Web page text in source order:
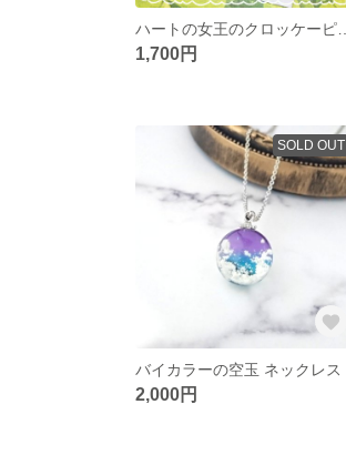
1,700円
SOLD OUT
バイカラーの空玉 ネックレス
2,000円